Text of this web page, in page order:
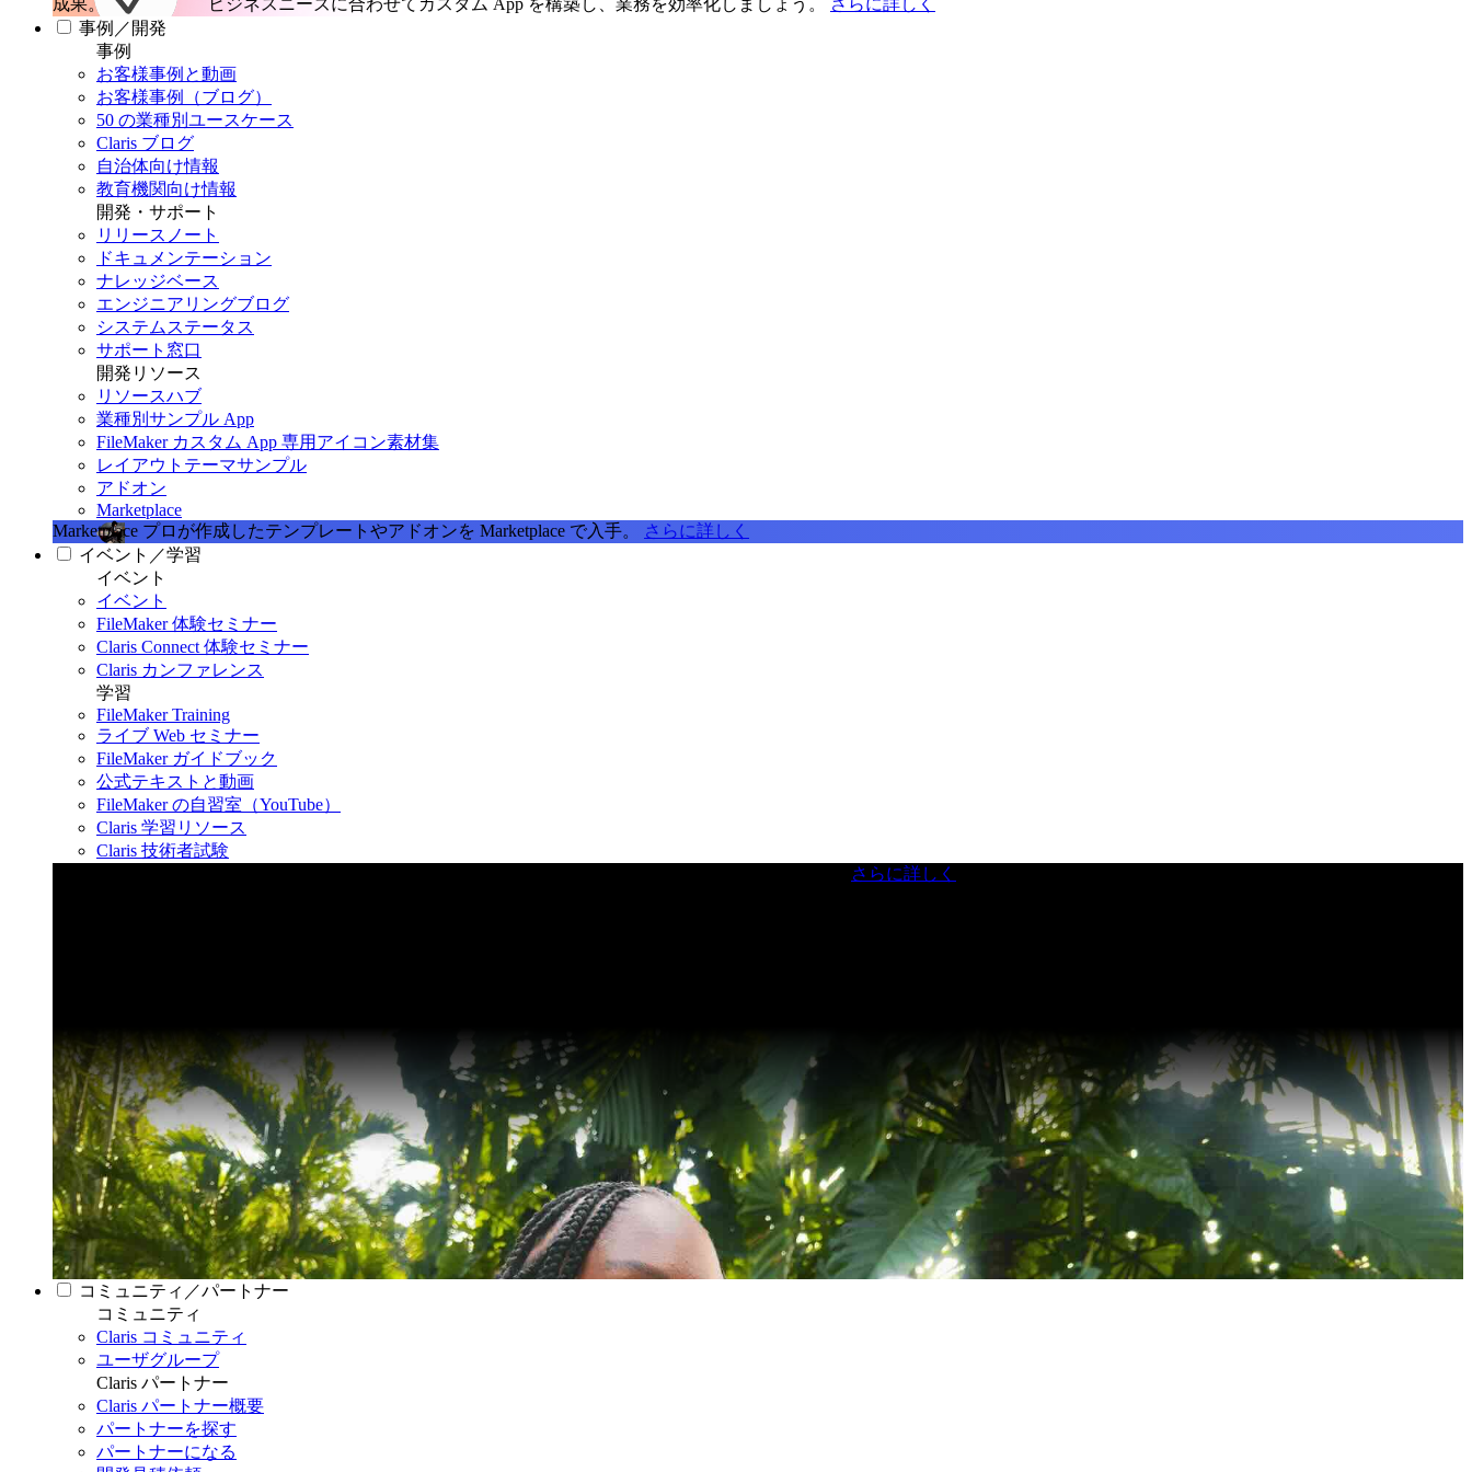
成果。 ビジネスニーズに合わせてカスタム App を構築し、業務を効率化しましょう。
さらに詳しく
事例／開発
事例
お客様事例と動画
お客様事例（ブログ）
50 の業種別ユースケース
Claris ブログ
自治体向け情報
教育機関向け情報
開発・サポート
リリースノート
ドキュメンテーション
ナレッジベース
エンジニアリングブログ
システムステータス
サポート窓口
開発リソース
リソースハブ
業種別サンプル App
FileMaker カスタム App 専用アイコン素材集
レイアウトテーマサンプル
アドオン
Marketplace
Marketplace プロが作成したテンプレートやアドオンを Marketplace で入手。
さらに詳しく
イベント／学習
イベント
イベント
FileMaker 体験セミナー
Claris Connect 体験セミナー
Claris カンファレンス
学習
FileMaker Training
ライブ Web セミナー
FileMaker ガイドブック
公式テキストと動画
FileMaker の自習室（YouTube）
Claris 学習リソース
Claris 技術者試験
さらに詳しく
コミュニティ／パートナー
コミュニティ
Claris コミュニティ
ユーザグループ
Claris パートナー
Claris パートナー概要
パートナーを探す
パートナーになる